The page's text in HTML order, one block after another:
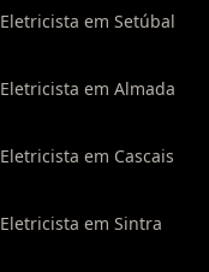
Eletricista em Setúbal
Eletricista em Almada
Eletricista em Cascais
Eletricista em Sintra